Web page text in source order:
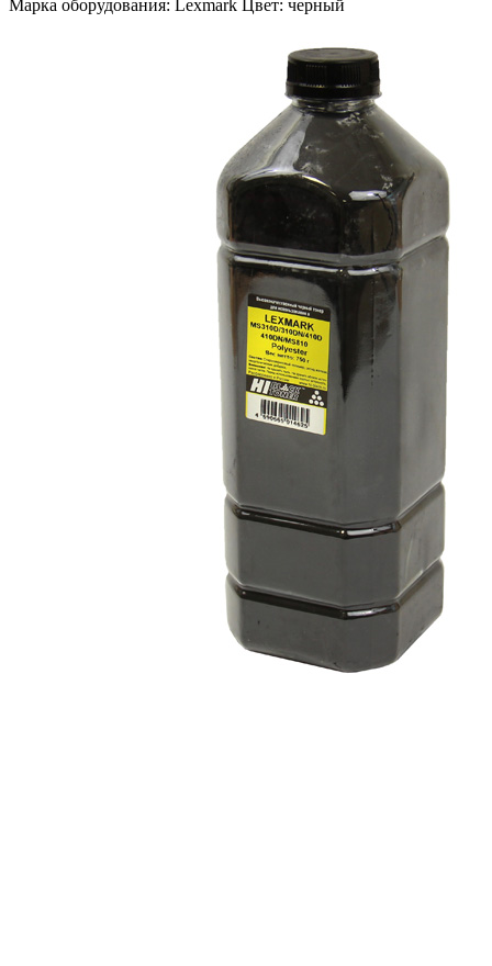
Марка оборудования: Lexmark Цвет: черный